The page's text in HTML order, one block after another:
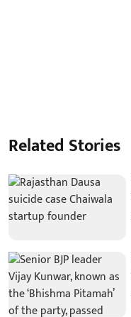
Related Stories